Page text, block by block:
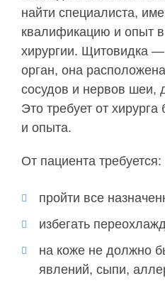
найти специалиста,
квалификацию и опыт
хирургии. Щитовидка
орган, она
сосудов и нервов шеи,
Это требует от
и опыта.
От пациента требуется:
пройти все
избегать
на коже не должно
явлений, сыпи,